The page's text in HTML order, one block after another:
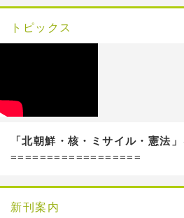
トピックス
「北朝鮮・核・ミサイル・憲法
==================
新刊案内